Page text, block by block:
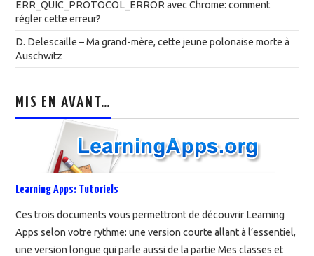
ERR_QUIC_PROTOCOL_ERROR avec Chrome: comment
régler cette erreur?
D. Delescaille – Ma grand-mère, cette jeune polonaise morte à
Auschwitz
MIS EN AVANT…
Learning Apps: Tutoriels
Ces trois documents vous permettront de découvrir Learning
Apps selon votre rythme: une version courte allant à l’essentiel,
une version longue qui parle aussi de la partie Mes classes et